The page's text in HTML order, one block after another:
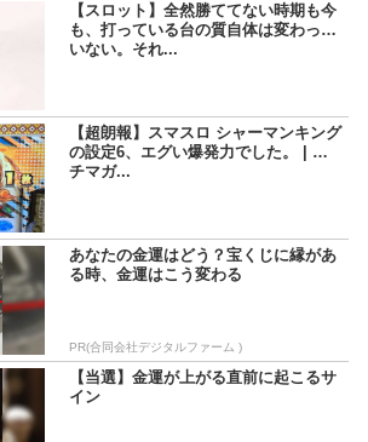
【スロット】全然勝ててない時期も今
も、打っている台の質自体は変わって
いない。それ...
【超朗報】スマスロ シャーマンキング
の設定6、エグい爆発力でした。 | パ
チマガ...
あなたの金運はどう？宝くじに縁があ
る時、金運はこう変わる
PR(合同会社デジタルファーム )
【当選】金運が上がる直前に起こるサ
イン